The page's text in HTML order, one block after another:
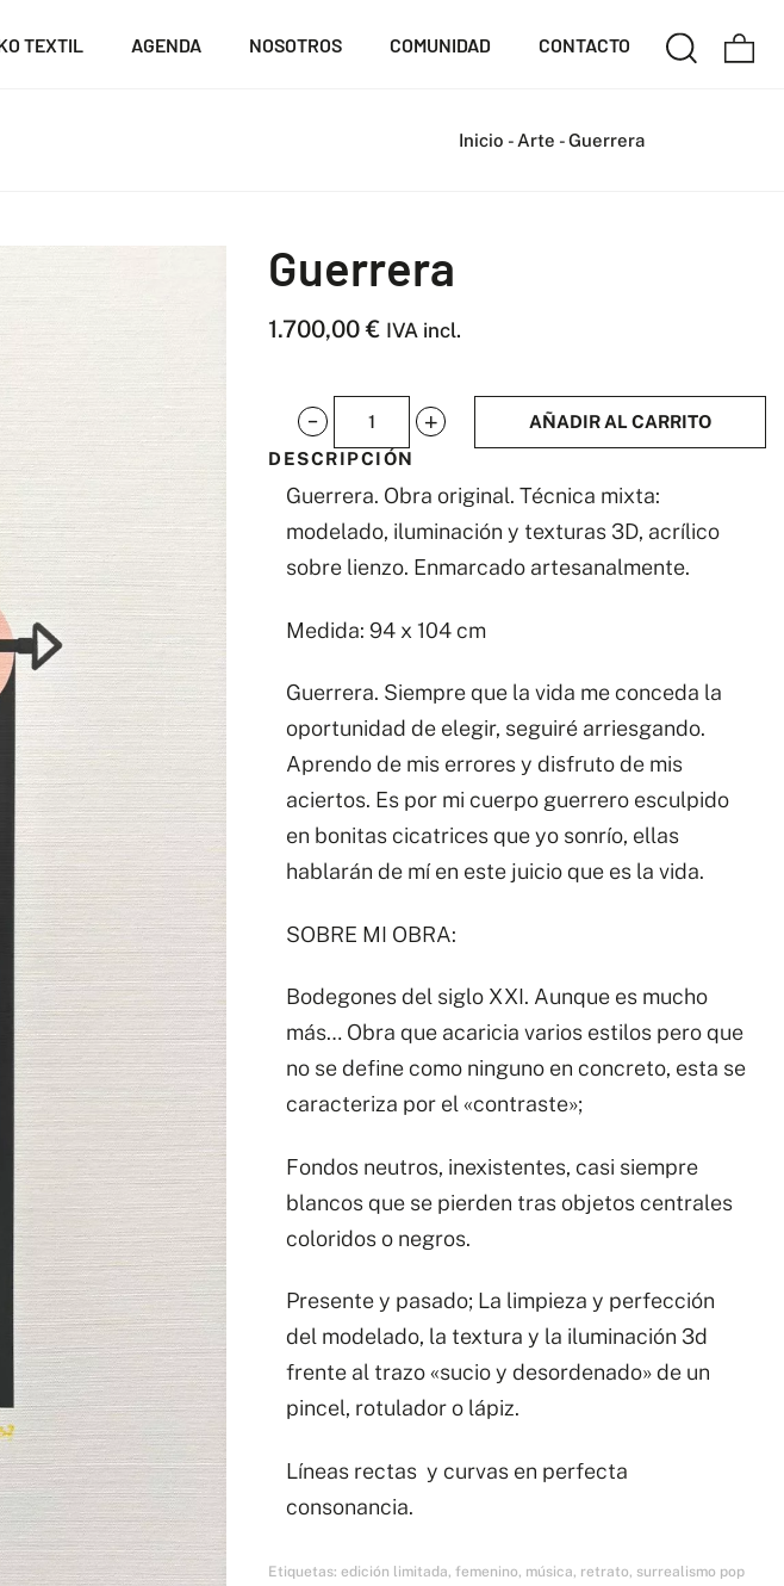
TEXTIL AGENDA NOSOTROS COMUNIDAD CONTACTO
Inicio - Arte -Guerrera
Guerrera
1.700,00€ IVA incl.
Guerrera
cantidad
AÑADIR AL CARRITO
DESCRIPCIÓN
Guerrera. Obra original. Técnica mixta:
modelado, iluminación y texturas 3D, acrílico
sobre lienzo. Enmarcado artesanalmente.
Medida: 94 x 104 cm
Guerrera. Siempre que la vida me conceda la
oportunidad de elegir, seguiré arriesgando.
Aprendo de mis errores y disfruto de mis
aciertos. Es por mi cuerpo guerrero esculpido
en bonitas cicatrices que yo sonrío, ellas
hablarán de mí en este juicio que es la vida.
SOBRE MI OBRA:
​Bodegones del siglo XXI. Aunque es mucho
más… Obra que acaricia varios estilos pero que
no se define como ninguno en concreto, esta se
caracteriza por el «contraste»;
Fondos neutros, inexistentes, casi siempre
blancos que se pierden tras objetos centrales
coloridos o negros.
Presente y pasado; La limpieza y perfección
del modelado, la textura y la iluminación 3d
frente al trazo «sucio y desordenado» de un
pincel, rotulador o lápiz.
Líneas rectas y curvas en perfecta
consonancia.
Etiquetas: edición limitada, femenino, música, retrato, surrealismo pop